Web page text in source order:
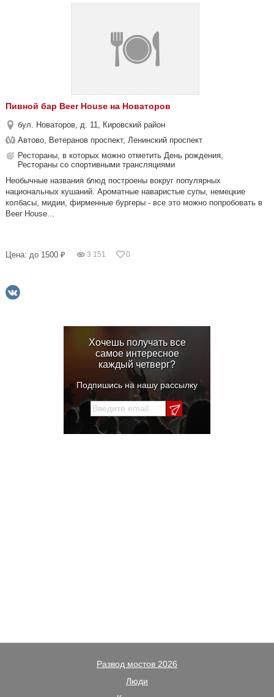
Пивной бар Beer House на Новаторов
бул. Новаторов, д. 11, Кировский район
Автово, Ветеранов проспект, Ленинский проспект
Рестораны, в которых можно отметить День рождения,
Рестораны со спортивными трансляциями
Необычные названия блюд построены вокруг популярных
национальных кушаний. Ароматные наваристые супы, немецкие
колбасы, мидии, фирменные бургеры - все это можно попробовать в
Beer House...
Цена: до 1500 ₽ 3 151 0
Хочешь получать все
самое интересное
каждый четверг?
Подпишись на нашу рассылку
Развод мостов 2026
Люди